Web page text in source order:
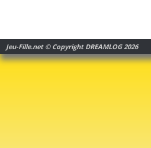
Jeu-Fille.net © Copyright DREAMLOG 2026